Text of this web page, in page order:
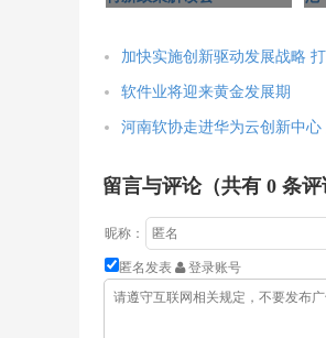
加快实施创新驱动发展战略
软件业将迎来黄金发展期
河南软协走进华为云创新中
留言与评论（共有 0 条评
昵称：
匿名发表 登录账号